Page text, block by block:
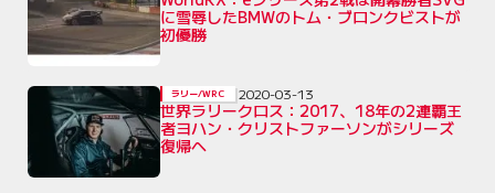
に雪辱したBMWのトム・ブロンクビストが
初優勝
世界ラリークロス：2017、18年の2連覇王
者ヨハン・クリストファーソンがシリーズ
復帰へ
ラリー/WRC 2020-03-13